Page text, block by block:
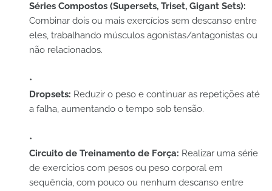
Séries Compostos (Supersets, Triset, Gigant Sets):
Combinar dois ou mais exercícios sem descanso entre
eles, trabalhando músculos agonistas/antagonistas ou
não relacionados.
Dropsets: Reduzir o peso e continuar as repetições até
a falha, aumentando o tempo sob tensão.
Circuito de Treinamento de Força: Realizar uma série
de exercícios com pesos ou peso corporal em
sequência, com pouco ou nenhum descanso entre